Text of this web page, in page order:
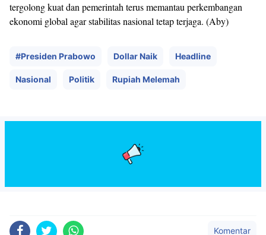
tergolong kuat dan pemerintah terus memantau perkembangan
ekonomi global agar stabilitas nasional tetap terjaga. (Aby)
#Presiden Prabowo Dollar Naik Headline
Nasional Politik Rupiah Melemah
Komentar